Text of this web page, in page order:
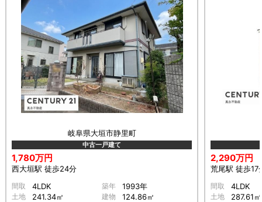
岐阜県大垣市静里町
中古一戸建て
1,780万円
西大垣駅 徒歩24分
間取 4LDK 築年 1993年
土地 241.34㎡ 建物 124.86㎡
2,290万円
荒尾駅 徒歩17
間取 4LDK
土地 287.61㎡